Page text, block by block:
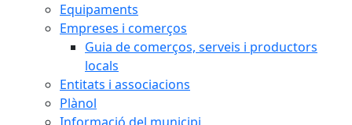
Equipaments
Empreses i comerços
Guia de comerços, serveis i productors
locals
Entitats i associacions
Plànol